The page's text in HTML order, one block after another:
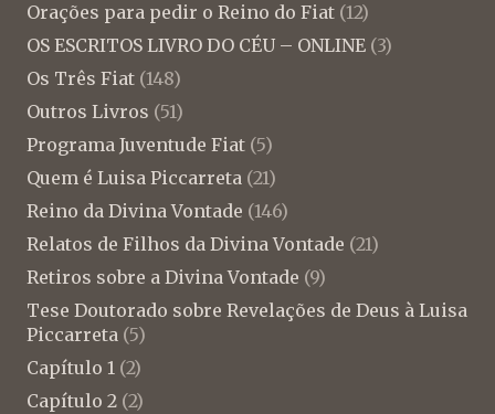
Orações para pedir o Reino do Fiat (12)
OS ESCRITOS LIVRO DO CÉU – ONLINE (3)
Os Três Fiat (148)
Outros Livros (51)
Programa Juventude Fiat (5)
Quem é Luisa Piccarreta (21)
Reino da Divina Vontade (146)
Relatos de Filhos da Divina Vontade (21)
Retiros sobre a Divina Vontade (9)
Tese Doutorado sobre Revelações de Deus à Luisa
Piccarreta (5)
Capítulo 1 (2)
Capítulo 2 (2)